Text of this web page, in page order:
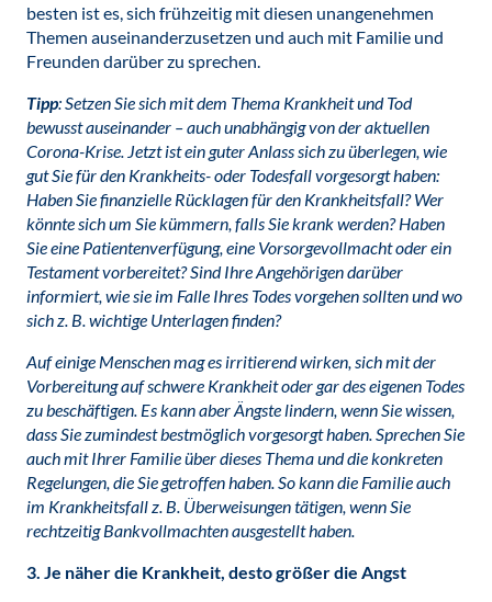
besten ist es, sich frühzeitig mit diesen unangenehmen
Themen auseinanderzusetzen und auch mit Familie und
Freunden darüber zu sprechen.
Tipp: Setzen Sie sich mit dem Thema Krankheit und Tod
bewusst auseinander – auch unabhängig von der aktuellen
Corona-Krise. Jetzt ist ein guter Anlass sich zu überlegen, wie
gut Sie für den Krankheits- oder Todesfall vorgesorgt haben:
Haben Sie finanzielle Rücklagen für den Krankheitsfall? Wer
könnte sich um Sie kümmern, falls Sie krank werden? Haben
Sie eine Patientenverfügung, eine Vorsorgevollmacht oder ein
Testament vorbereitet? Sind Ihre Angehörigen darüber
informiert, wie sie im Falle Ihres Todes vorgehen sollten und wo
sich z. B. wichtige Unterlagen finden?
Auf einige Menschen mag es irritierend wirken, sich mit der
Vorbereitung auf schwere Krankheit oder gar des eigenen Todes
zu beschäftigen. Es kann aber Ängste lindern, wenn Sie wissen,
dass Sie zumindest bestmöglich vorgesorgt haben. Sprechen Sie
auch mit Ihrer Familie über dieses Thema und die konkreten
Regelungen, die Sie getroffen haben. So kann die Familie auch
im Krankheitsfall z. B. Überweisungen tätigen, wenn Sie
rechtzeitig Bankvollmachten ausgestellt haben.
3. Je näher die Krankheit, desto größer die Angst